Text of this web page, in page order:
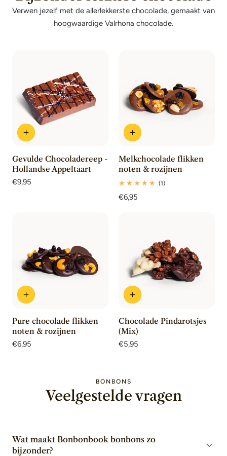
Verwen jezelf met de allerlekkerste chocolade, gemaakt van
hoogwaardige Valrhona chocolade.
Gevulde Chocoladereep -
Hollandse Appeltaart
Normale
€9,95
Melkchocolade flikken
noten & rozijnen
(1)1
Normale
€6,95
Pure chocolade flikken
noten & rozijnen
Normale
€6,95
Chocolade Pindarotsjes
(Mix)
Normale
€5,95
BONBONS
Veelgestelde vragen
Wat maakt Bonbonbook bonbons zo
bijzonder?